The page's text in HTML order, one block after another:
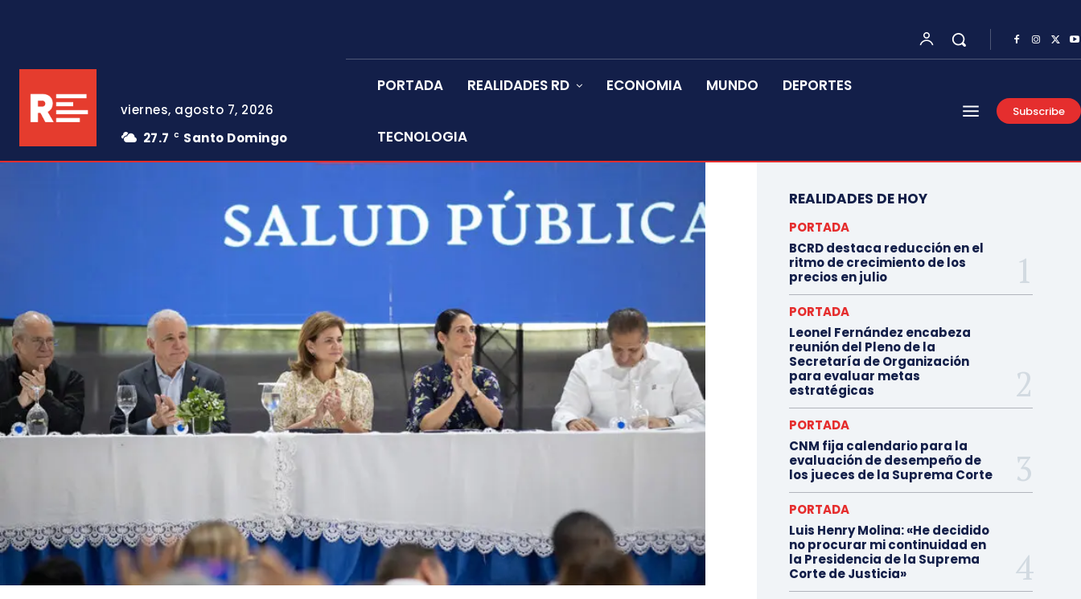
viernes, agosto 7, 2026
27.7
C Santo Domingo
PORTADA REALIDADES RD ECONOMIA MUNDO DEPORTES
TECNOLOGIA
Subscribe
REALIDADES DE HOY
PORTADA
BCRD destaca reducción en el
ritmo de crecimiento de los
precios en julio
PORTADA
Leonel Fernández encabeza
reunión del Pleno de la
Secretaría de Organización
para evaluar metas
estratégicas
PORTADA
CNM fija calendario para la
evaluación de desempeño de
los jueces de la Suprema Corte
PORTADA
Luis Henry Molina: «He decidido
no procurar mi continuidad en
la Presidencia de la Suprema
Corte de Justicia»